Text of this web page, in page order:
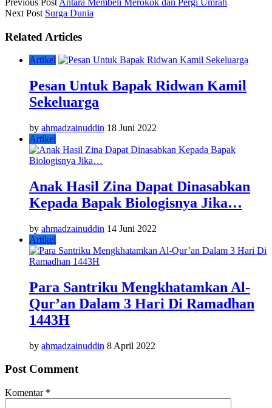
Next Post Surga Dunia
Related Articles
Artikel
Pesan Untuk Bapak Ridwan Kamil
Sekeluarga
by ahmadzainuddin 18 Juni 2022
Artikel
Anak Hasil Zina Dapat Dinasabkan
Kepada Bapak Biologisnya Jika…
by ahmadzainuddin 14 Juni 2022
Artikel
Para Santriku Mengkhatamkan Al-
Qur’an Dalam 3 Hari Di Ramadhan
1443H
by ahmadzainuddin 8 April 2022
Post Comment
Komentar *